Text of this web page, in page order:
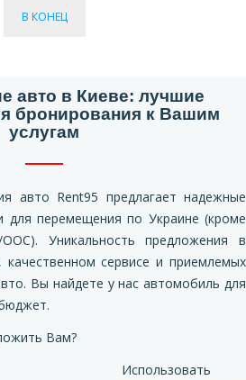
В КОНЕЦ
авто в Киеве: лучшие
бронирования к Вашим
услугам
авто Rent95 предлагает надежные
перемещения по Украине (кроме
Уникальность предложения в
сервисе и приемлемых
Вы найдете у нас автомобиль для
Вам?
Использовать